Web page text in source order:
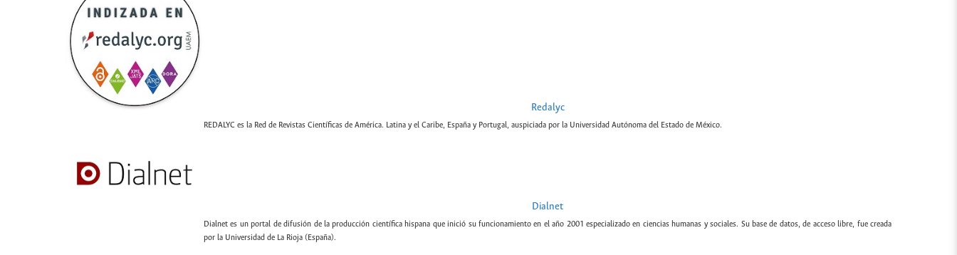
Redalyc
REDALYC es la Red de Revistas Científicas de América. Latina y el Caribe, España y Portugal, auspiciada por la Universidad Autónoma del Estado de México.
Dialnet
Dialnet es un portal de difusión de la producción científica hispana que inició su funcionamiento en el año 2001 especializado en ciencias humanas y sociales. Su base de datos, de acceso libre, fue creada
por la Universidad de La Rioja (España).